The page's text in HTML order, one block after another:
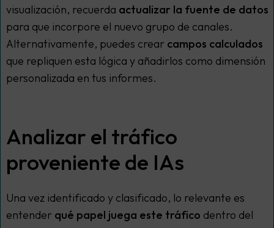
visualización, recuerda actualizar la fuente de datos
para que incorpore el nuevo grupo de canales.
Alternativamente, puedes crear campos calculados
que repliquen esta lógica y añadirlos como dimensión
personalizada en tus informes.
Analizar el tráfico
proveniente de IAs
Una vez identificado y clasificado, lo relevante es
entender qué papel juega este tráfico dentro del